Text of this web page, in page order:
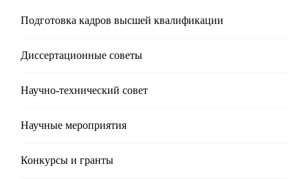
Подготовка кадров высшей квалификации
Диссертационные советы
Научно-технический совет
Научные мероприятия
Конкурсы и гранты